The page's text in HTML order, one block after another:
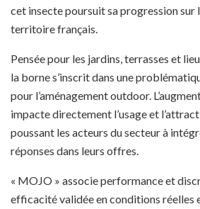
cet insecte poursuit sa progression sur
territoire français.
Pensée pour les jardins, terrasses et
la borne s’inscrit dans une
pour l’aménagement outdoor.
impacte directement l’usage et
poussant les acteurs du secteur à
réponses dans leurs offres.
« MOJO » associe performance et
efficacité validée en conditions réelles